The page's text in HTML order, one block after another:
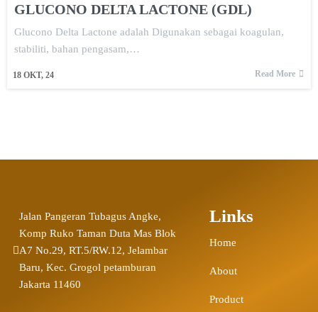
GLUCONO DELTA LACTONE (GDL)
18 OKT, 24
Glucono Delta Lactone adalah Digunakan sebagai koagulan,
stabiliti, bahan pengasam,…
Read More
Jalan Pangeran Tubagus Angke,
Komp Ruko Taman Duta Mas Blok
A7 No.29, RT.5/RW.12, Jelambar
Baru, Kec. Grogol petamburan
Jakarta 11460
Links
Home
About
Product